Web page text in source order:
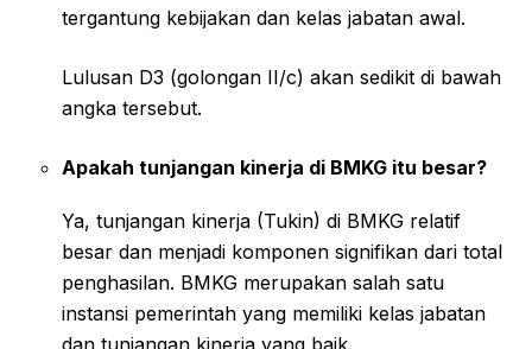
tergantung kebijakan dan kelas jabatan awal.
Lulusan D3 (golongan II/c) akan sedikit di bawah
angka tersebut.
Apakah tunjangan kinerja di BMKG itu besar?
Ya, tunjangan kinerja (Tukin) di BMKG relatif
besar dan menjadi komponen signifikan dari total
penghasilan. BMKG merupakan salah satu
instansi pemerintah yang memiliki kelas jabatan
dan tunjangan kinerja yang baik.